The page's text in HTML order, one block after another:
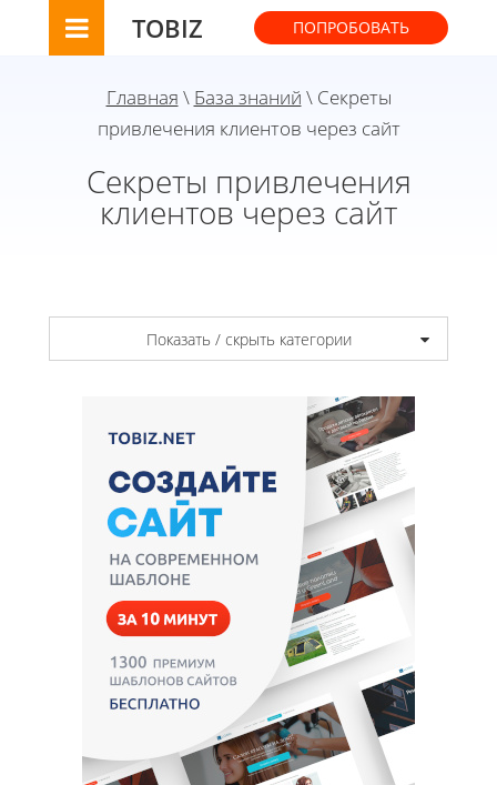
TOBIZ ПОПРОБОВАТЬ
Главная \ База знаний \ Секреты
привлечения клиентов через сайт
Секреты привлечения
клиентов через сайт
Показать / скрыть категории